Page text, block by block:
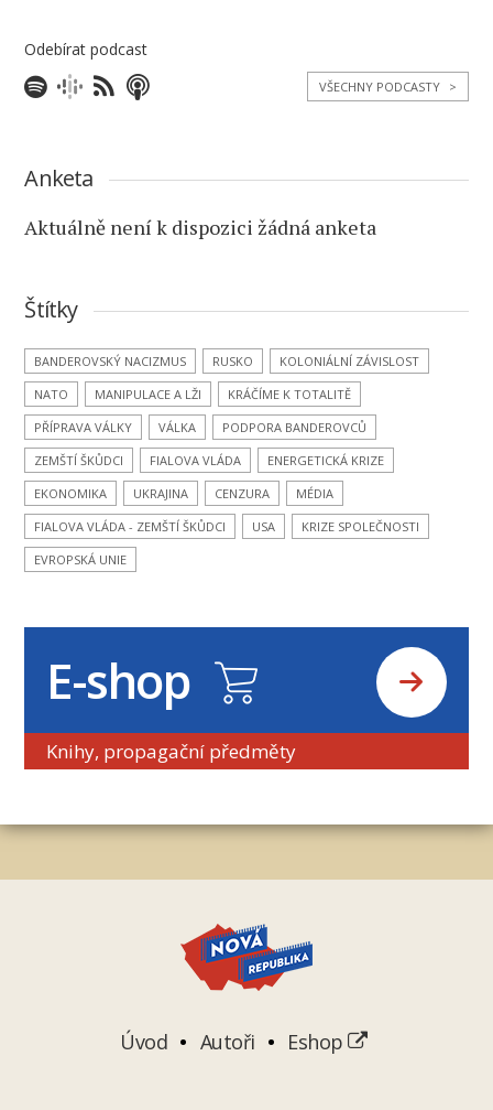
Odebírat podcast
VŠECHNY PODCASTY >
Anketa
Aktuálně není k dispozici žádná anketa
Štítky
BANDEROVSKÝ NACIZMUS RUSKO
KOLONIÁLNÍ ZÁVISLOST
NATO
MANIPULACE A LŽI
KRÁČÍME K TOTALITĚ
PŘÍPRAVA VÁLKY
VÁLKA
PODPORA BANDEROVCŮ
ZEMŠTÍ ŠKŮDCI
FIALOVA VLÁDA
ENERGETICKÁ KRIZE
EKONOMIKA
UKRAJINA CENZURA
MÉDIA
FIALOVA VLÁDA - ZEMŠTÍ ŠKŮDCI
USA
KRIZE SPOLEČNOSTI
EVROPSKÁ UNIE
E-shop
Knihy, propagační předměty
Úvod Autoři Eshop